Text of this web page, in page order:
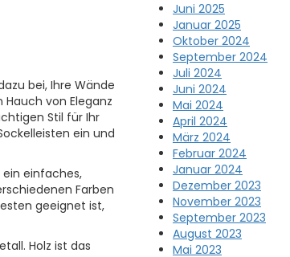
bei, Ihre Wände
von Eleganz
Stil für Ihr
ein und
ein einfaches,
Farben
geeignet ist,
Holz ist das
Juni 2025
Januar 2025
Oktober 2024
September 2024
Juli 2024
Juni 2024
Mai 2024
April 2024
März 2024
Februar 2024
Januar 2024
Dezember 2023
November 2023
September 2023
August 2023
Mai 2023